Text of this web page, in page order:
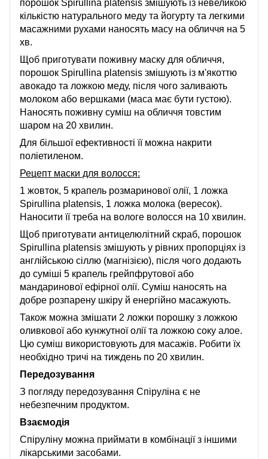
порошок Spirullina platensis змішують із невеликою
кількістю натурального меду та йогурту та легкими
масажними рухами наносять масу на обличчя на 5
хв.
Щоб приготувати поживну маску для обличчя,
порошок Spirullina platensis змішують із м'якоттю
авокадо та ложкою меду, після чого заливають
молоком або вершками (маса має бути густою).
Наносять поживну суміш на обличчя товстим
шаром на 20 хвилин.
Для більшої ефективності її можна накрити
поліетиленом.
Рецепт маски для волосся:
1 жовток, 5 крапель розмаринової олії, 1 ложка
Spirullina platensis, 1 ложка молока (вересок).
Наносити її треба на вологе волосся на 10 хвилин.
Щоб приготувати антицелюлітний скраб, порошок
Spirullina platensis змішують у рівних пропорціях із
англійською сіллю (магнізією), після чого додають
до суміші 5 крапель грейпфрутової або
мандаринової ефірної олії. Суміш наносять на
добре розпарену шкіру й енергійно масажують.
Також можна змішати 2 ложки порошку з ложкою
оливкової або кунжутної олії та ложкою соку алое.
Цю суміш використовують для масажів. Робити їх
необхідно тричі на тиждень по 20 хвилин.
Передозування
З погляду передозування Спіруліна є не
небезпечним продуктом.
Взаємодія
Спіруліну можна приймати в комбінації з іншими
лікарськими засобами.